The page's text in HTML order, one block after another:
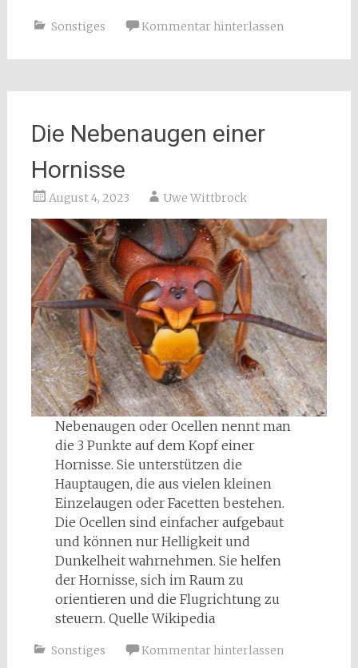
Sonstiges Kommentar hinterlassen
Die Nebenaugen einer
Hornisse
August 4, 2023 Uwe Wittbrock
Nebenaugen oder Ocellen nennt man
die 3 Punkte auf dem Kopf einer
Hornisse. Sie unterstützen die
Hauptaugen, die aus vielen kleinen
Einzelaugen oder Facetten bestehen.
Die Ocellen sind einfacher aufgebaut
und können nur Helligkeit und
Dunkelheit wahrnehmen. Sie helfen
der Hornisse, sich im Raum zu
orientieren und die Flugrichtung zu
steuern. Quelle Wikipedia
Sonstiges Kommentar hinterlassen